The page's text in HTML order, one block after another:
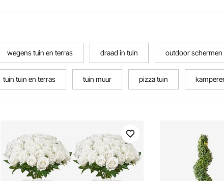
wegens tuin en terras draad in tuin outdoor schermen
tuin tuin en terras tuin muur pizza tuin